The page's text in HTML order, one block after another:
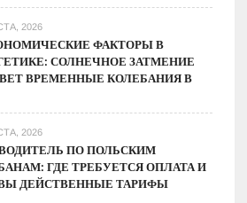
2026
ФАКТОРЫ В
СОЛНЕЧНОЕ ЗАТМЕНИЕ
ВРЕМЕННЫЕ КОЛЕБАНИЯ В
2026
ПО ПОЛЬСКИМ
ГДЕ ТРЕБУЕТСЯ ОПЛАТА И
ДЕЙСТВЕННЫЕ ТАРИФЫ